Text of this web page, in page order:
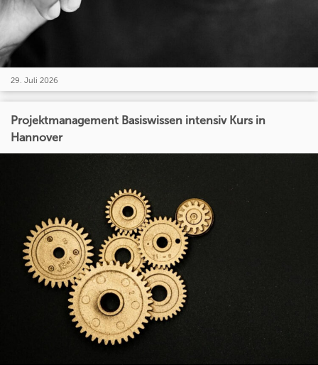
29. Juli 2026
Projektmanagement Basiswissen intensiv Kurs in
Hannover